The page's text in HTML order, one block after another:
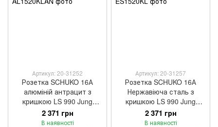
Артикул: 20-31252
Розетка SCHUKO 16А
алюміній антрацит з
кришкою LS 990 Jung
AL1520KLAN
2 371 грн
В наявності
Артикул: 20-31257
Розетка SCHUKO 16А
Нержавіюча сталь з
кришкою LS 990 Jung
ES1520KL
2 371 грн
В наявності